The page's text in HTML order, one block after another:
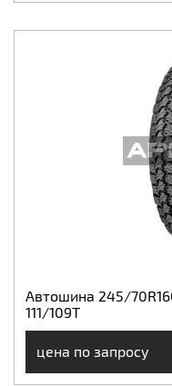
Автошина 245/
111/109T
цена по запросу